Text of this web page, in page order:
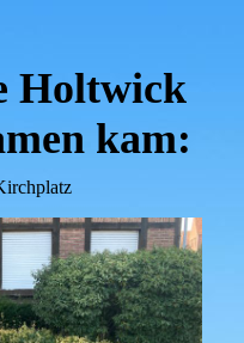
Holtwick
kam: